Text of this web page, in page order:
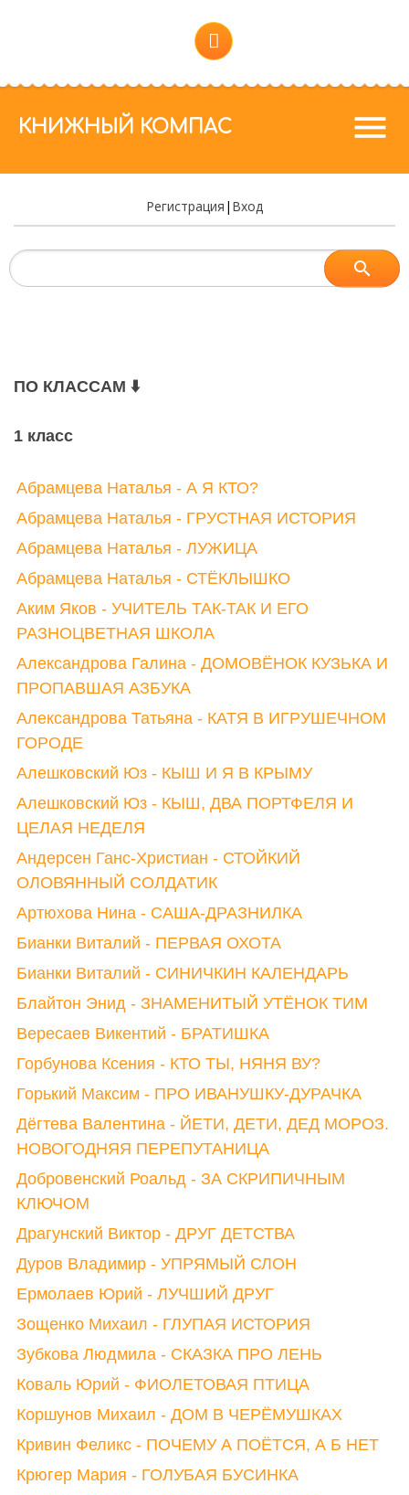
КНИЖНЫЙ КОМПАС menu
Регистрация | Вход
ПО КЛАССАМ ⬇️
1 класс
Абрамцева Наталья - А Я КТО?
Абрамцева Наталья - ГРУСТНАЯ ИСТОРИЯ
Абрамцева Наталья - ЛУЖИЦА
Абрамцева Наталья - СТЁКЛЫШКО
Аким Яков - УЧИТЕЛЬ ТАК-ТАК И ЕГО
РАЗНОЦВЕТНАЯ ШКОЛА
Александрова Галина - ДОМОВЁНОК КУЗЬКА И
ПРОПАВШАЯ АЗБУКА
Александрова Татьяна - КАТЯ В ИГРУШЕЧНОМ
ГОРОДЕ
Алешковский Юз - КЫШ И Я В КРЫМУ
Алешковский Юз - КЫШ, ДВА ПОРТФЕЛЯ И
ЦЕЛАЯ НЕДЕЛЯ
Андерсен Ганс-Христиан - СТОЙКИЙ
ОЛОВЯННЫЙ СОЛДАТИК
Артюхова Нина - САША-ДРАЗНИЛКА
Бианки Виталий - ПЕРВАЯ ОХОТА
Бианки Виталий - СИНИЧКИН КАЛЕНДАРЬ
Блайтон Энид - ЗНАМЕНИТЫЙ УТЁНОК ТИМ
Вересаев Викентий - БРАТИШКА
Горбунова Ксения - КТО ТЫ, НЯНЯ ВУ?
Горький Максим - ПРО ИВАНУШКУ-ДУРАЧКА
Дёгтева Валентина - ЙЕТИ, ДЕТИ, ДЕД МОРОЗ.
НОВОГОДНЯЯ ПЕРЕПУТАНИЦА
Добровенский Роальд - ЗА СКРИПИЧНЫМ
КЛЮЧОМ
Драгунский Виктор - ДРУГ ДЕТСТВА
Дуров Владимир - УПРЯМЫЙ СЛОН
Ермолаев Юрий - ЛУЧШИЙ ДРУГ
Зощенко Михаил - ГЛУПАЯ ИСТОРИЯ
Зубкова Людмила - СКАЗКА ПРО ЛЕНЬ
Коваль Юрий - ФИОЛЕТОВАЯ ПТИЦА
Коршунов Михаил - ДОМ В ЧЕРЁМУШКАХ
Кривин Феликс - ПОЧЕМУ А ПОЁТСЯ, А Б НЕТ
Крюгер Мария - ГОЛУБАЯ БУСИНКА